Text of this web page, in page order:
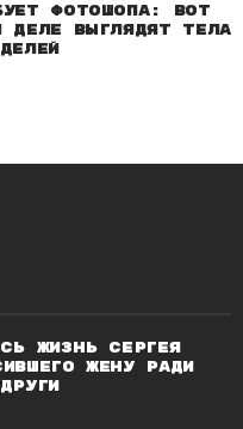
фотошопа: Вот
деле выглядят тела
жизнь Сергея
жену ради